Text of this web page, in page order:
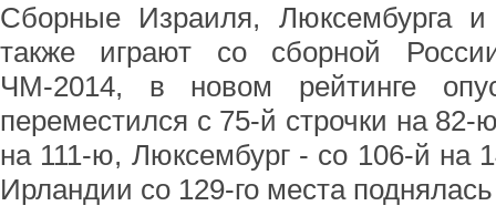
Сборные Израиля, Люксембурга и
также играют со сборной
ЧМ-2014, в новом рейтинге
переместился с 75-й строчки на
на 111-ю, Люксембург - со 106-й на
Ирландии со 129-го места